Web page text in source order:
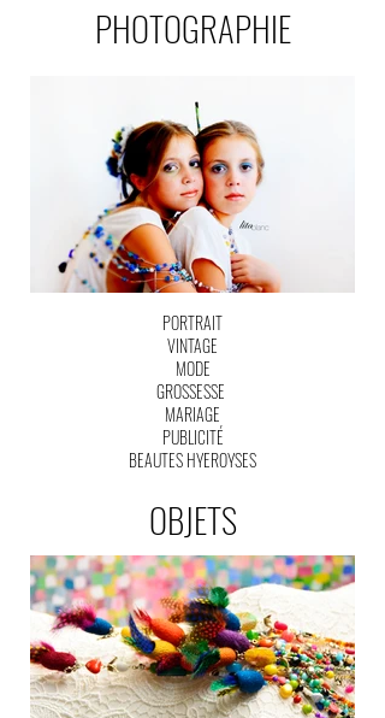
PHOTOGRAPHIE
PORTRAIT
VINTAGE
MODE
GROSSESSE
MARIAGE
PUBLICITÉ
BEAUTES HYEROYSES
OBJETS